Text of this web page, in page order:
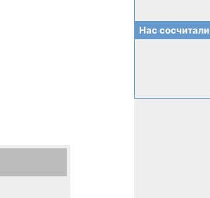
Нас сосчитали